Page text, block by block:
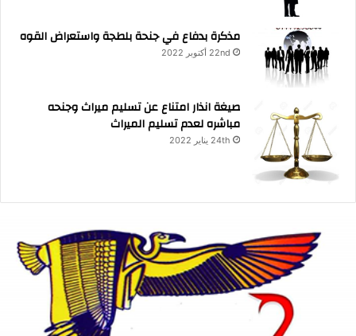
مذكرة بدفاع في جنحة بلطجة واستعراض القوه
22nd أكتوبر 2022
صيغة انذار امتناع عن تسليم ميراث وجنحه
مباشره لعدم تسليم الميراث
24th يناير 2022